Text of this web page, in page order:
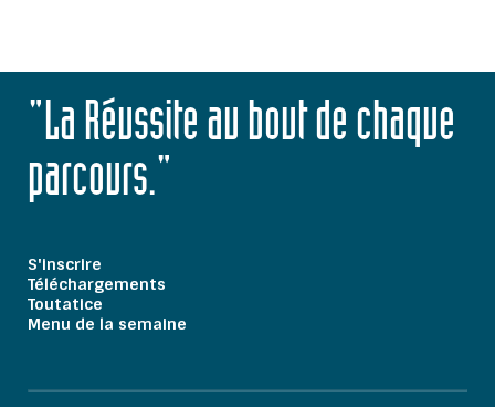
"La Réussite au bout de chaque
parcours."
S'inscrire
Téléchargements
Toutatice
Menu de la semaine